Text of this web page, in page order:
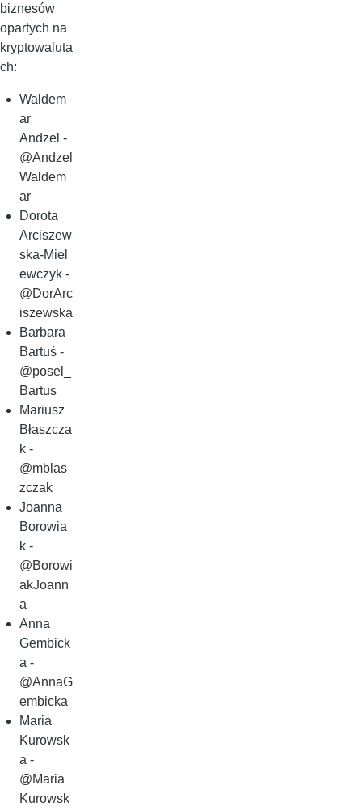
biznesów
opartych na
kryptowaluta
ch:
Waldem
ar
Andzel -
@Andzel
Waldem
ar
Dorota
Arciszew
ska‑Miel
ewczyk -
@DorArc
iszewska
Barbara
Bartuś -
@posel_
Bartus
Mariusz
Błaszcza
k -
@mblas
zczak
Joanna
Borowia
k -
@Borowi
akJoann
a
Anna
Gembick
a -
@AnnaG
embicka
Maria
Kurowsk
a -
@Maria
Kurowsk